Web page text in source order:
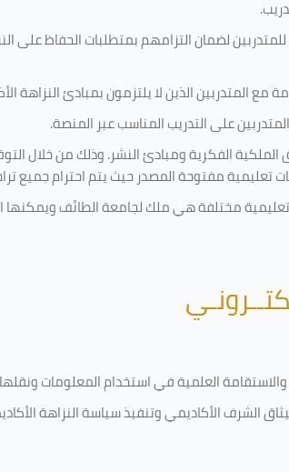
لضمان التزامهم بمتطلبات الحفاظ على
المتدربين الذين لا يلتزمون بمبادئ النزاهة
على التدريب المناسب عبر المنصة.
الفكرية ومبادئ النشر. وذلك من خلال
تعليمية مفتوحة المصدر حيث يتم احترام جميع
تعليمية مختلفة هي ملك لجامعة الطائف
والاستقامة العلمية في استخدام المعلومات
الشرف الأكاديمي وتنفيذ سياسة النزاهة